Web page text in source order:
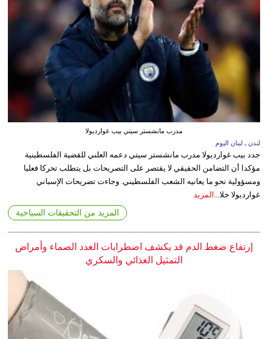
مدرب مانشستر سيتي بيب غوارديولا
لندن ـ لبنان اليوم
جدد بيب غوارديولا مدرب مانشستر سيتي دعمه العلني للقضية الفلسطينية
مؤكدا أن التضامن الحقيقي لا يقتصر على التصريحات بل يتطلب تحركا فعليا
ومسؤولية نحو ما يعانيه الشعب الفلسطيني. وجاءت تصريحات الإسباني
غوارديولا خلا... المزيد
المزيد من التحقيقات السياحية
إرتفاع ضغط الدم قد يكشف اضطرابات الغدد الصماء وأمراض
التمثيل الغذائي والسكري